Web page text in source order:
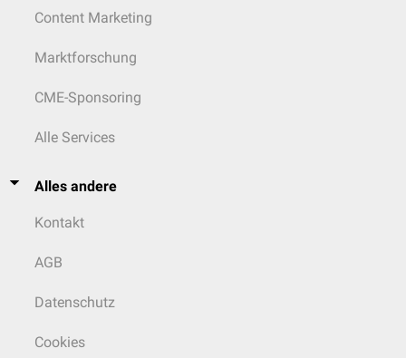
Content Marketing
Marktforschung
CME-Sponsoring
Alle Services
Alles andere
Kontakt
AGB
Datenschutz
Cookies